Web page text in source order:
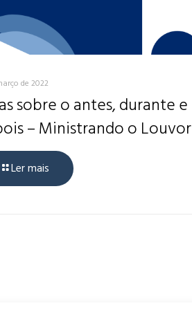
de 2022
sobre o antes, durante e
– Ministrando o Louvor
Ler mais